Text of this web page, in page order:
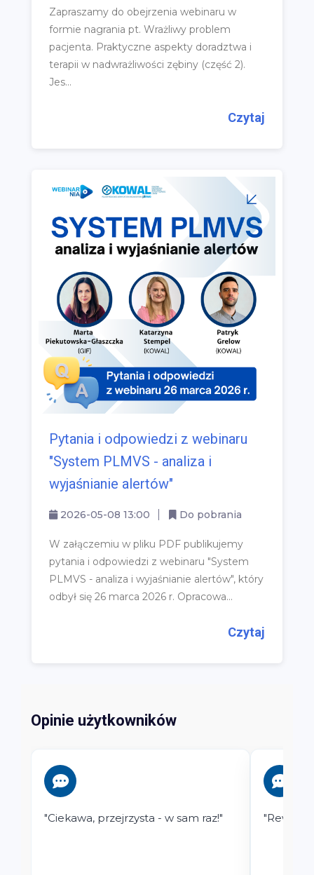
Zapraszamy do obejrzenia webinaru w
formie nagrania pt. Wrażliwy problem
pacjenta. Praktyczne aspekty doradztwa i
terapii w nadwrażliwości zębiny (część 2).
Jes...
Czytaj
Pytania i odpowiedzi z webinaru
"System PLMVS - analiza i
wyjaśnianie alertów"
2026-05-08 13:00 Do pobrania
W załączemiu w pliku PDF publikujemy
pytania i odpowiedzi z webinaru "System
PLMVS - analiza i wyjaśnianie alertów", który
odbył się 26 marca 2026 r. Opracowa...
Czytaj
Opinie użytkowników
"Ciekawa, przejrzysta - w sam raz!"